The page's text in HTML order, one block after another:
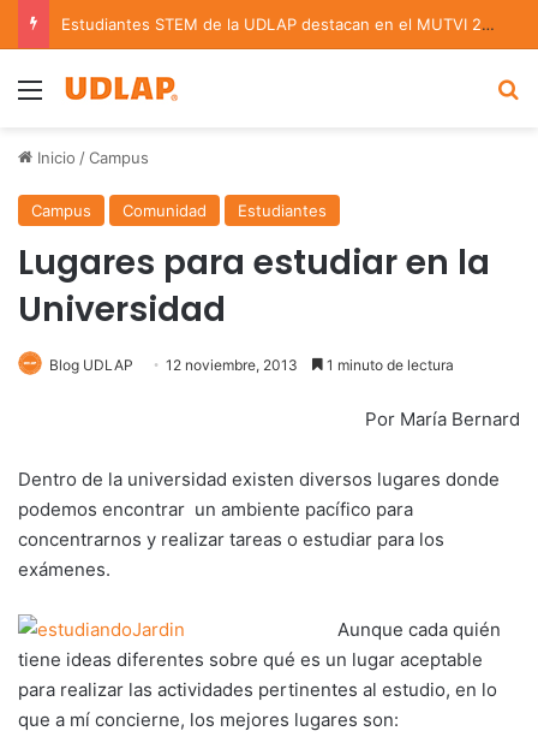
Estudiantes STEM de la UDLAP destacan en el MUTVI 2026
Menu
Inicio /Campus
Campus Comunidad Estudiantes
Lugares para estudiar en la
Universidad
Blog UDLAP 12 noviembre, 2013 1 minuto de lectura
Por María Bernard
Dentro de la universidad existen diversos lugares donde
podemos encontrar un ambiente pacífico para
concentrarnos y realizar tareas o estudiar para los
exámenes.
Aunque cada quién
tiene ideas diferentes sobre qué es un lugar aceptable
para realizar las actividades pertinentes al estudio, en lo
que a mí concierne, los mejores lugares son: